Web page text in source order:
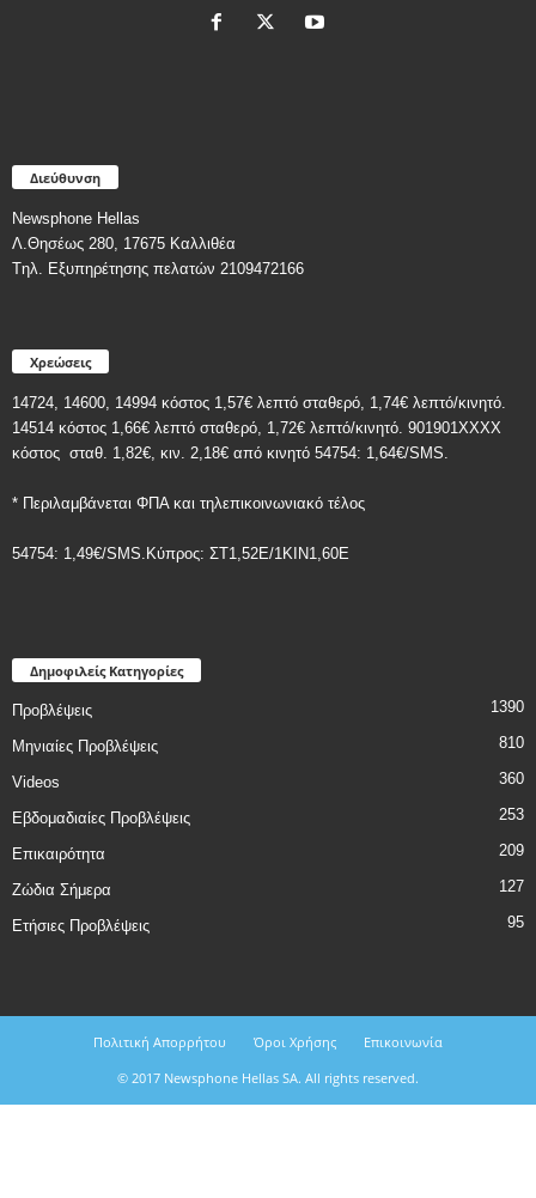
Διεύθυνση
Newsphone Hellas
Λ.Θησέως 280, 17675 Καλλιθέα
Tηλ. Εξυπηρέτησης πελατών 2109472166
Χρεώσεις
14724, 14600, 14994 κόστος 1,57€ λεπτό σταθερό, 1,74€ λεπτό/κινητό.
14514 κόστος 1,66€ λεπτό σταθερό, 1,72€ λεπτό/κινητό. 901901ΧΧΧΧ
κόστος σταθ. 1,82€, κιν. 2,18€ από κινητό 54754: 1,64€/SMS.
* Περιλαμβάνεται ΦΠΑ και τηλεπικοινωνιακό τέλος
54754: 1,49€/SMS.Κύπρος: ΣT1,52E/1KIN1,60E
Δημοφιλείς Κατηγορίες
Προβλέψεις 1390
Μηνιαίες Προβλέψεις 810
Videos 360
Εβδομαδιαίες Προβλέψεις 253
Επικαιρότητα 209
Ζώδια Σήμερα 127
Ετήσιες Προβλέψεις 95
Πολιτική Απορρήτου Όροι Χρήσης
Επικοινωνία
© 2017 Newsphone Hellas SA. All rights reserved.